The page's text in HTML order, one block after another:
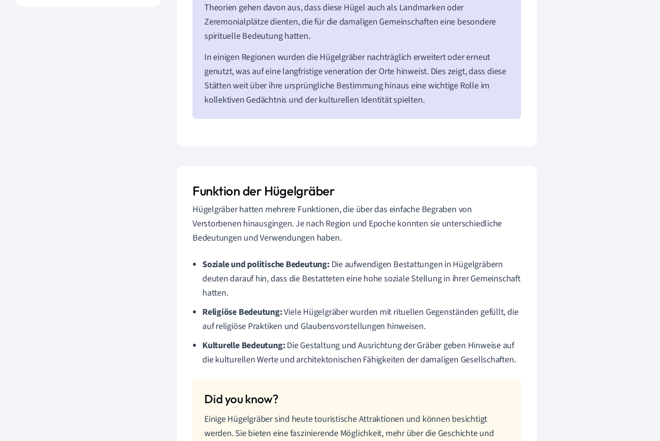
Theorien gehen davon aus, dass diese Hügel auch als Landmarken oder
Zeremonialplätze dienten, die für die damaligen Gemeinschaften eine besondere
spirituelle Bedeutung hatten.
In einigen Regionen wurden die Hügelgräber nachträglich erweitert oder erneut
genutzt, was auf eine langfristige veneration der Orte hinweist. Dies zeigt, dass diese
Stätten weit über ihre ursprüngliche Bestimmung hinaus eine wichtige Rolle im
kollektiven Gedächtnis und der kulturellen Identität spielten.
Funktion der Hügelgräber
Hügelgräber hatten mehrere Funktionen, die über das einfache Begraben von
Verstorbenen hinausgingen. Je nach Region und Epoche konnten sie unterschiedliche
Bedeutungen und Verwendungen haben.
Soziale und politische Bedeutung:Die aufwendigen Bestattungen in Hügelgräbern
deuten darauf hin, dass die Bestatteten eine hohe soziale Stellung in ihrer Gemeinschaft
hatten.
Religiöse Bedeutung:Viele Hügelgräber wurden mit rituellen Gegenständen gefüllt, die
auf religiöse Praktiken und Glaubensvorstellungen hinweisen.
Kulturelle Bedeutung:Die Gestaltung und Ausrichtung der Gräber geben Hinweise auf
die kulturellen Werte und architektonischen Fähigkeiten der damaligen Gesellschaften.
Einige Hügelgräber sind heute touristische Attraktionen und können besichtigt
werden. Sie bieten eine faszinierende Möglichkeit, mehr über die Geschichte und